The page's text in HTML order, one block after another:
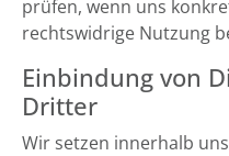
prüfen, wenn uns
rechtswidrige Nutzung
Einbindung von
Dritter
Wir setzen innerhalb